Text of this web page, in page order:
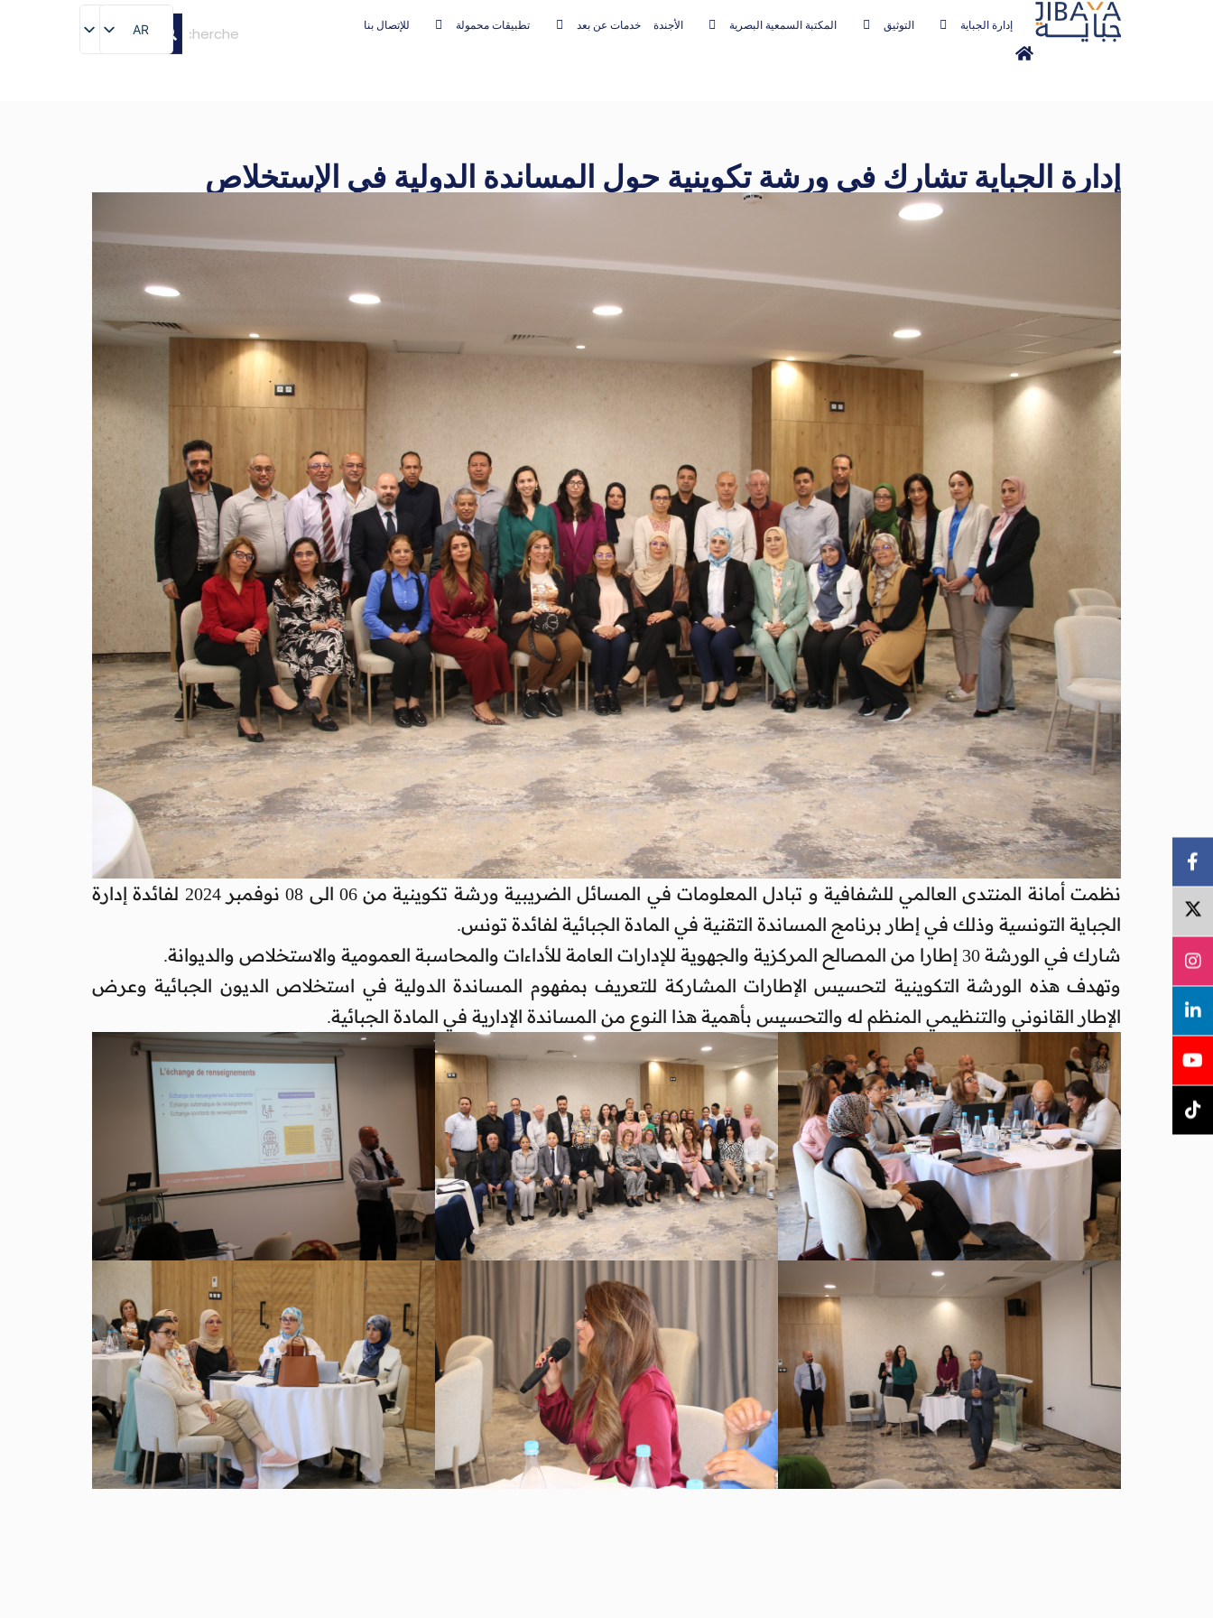
إدارة الجباية التوثيق المكتبة السمعية البصرية الأجندة خدمات عن بعد تطبيقات محمولة للإتصال بنا AR AR
إدارة الجباية تشارك في ورشة تكوينية حول المساندة الدولية في الإستخلاص
نظمت أمانة المنتدى العالمي للشفافية و تبادل المعلومات في المسائل الضريبية ورشة تكوينية من 06 الى 08 نوفمبر 2024 لفائدة إدارة
الجباية التونسية وذلك في إطار برنامج المساندة التقنية في المادة الجبائية لفائدة تونس.
شارك في الورشة 30 إطارا من المصالح المركزية والجهوية للإدارات العامة للأداءات والمحاسبة العمومية والاستخلاص والديوانة.
وتهدف هذه الورشة التكوينية لتحسيس الإطارات المشاركة للتعريف بمفهوم المساندة الدولية في استخلاص الديون الجبائية وعرض
الإطار القانوني والتنظيمي المنظم له والتحسيس بأهمية هذا النوع من المساندة الإدارية في المادة الجبائية.